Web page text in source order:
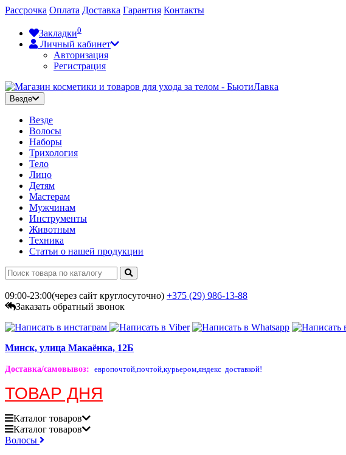
Рассрочка Оплата Доставка Гарантия Контакты
Закладки0
Личный кабинет
Авторизация
Регистрация
Везде
Везде
Волосы
Наборы
Трихология
Тело
Лицо
Детям
Мастерам
Мужчинам
Инструменты
Животным
Техника
Статьи о нашей продукции
09:00-23:00(через сайт круглосуточно) +375 (29) 986-13-88
Заказать обратный звонок
Минск, улица Макаёнка, 12Б
Доставка/самовывоз: европочтой,почтой,курьером,яндекс доставкой!
ТОВАР ДНЯ
Каталог товаров
Каталог товаров
Волосы